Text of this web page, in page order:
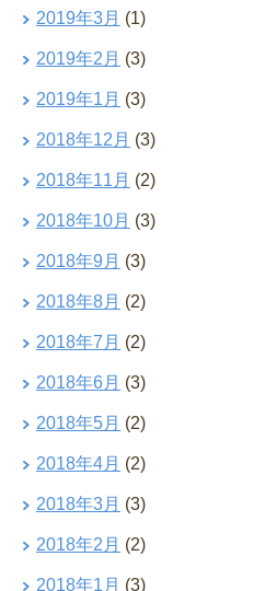
2019年3月 (1)
2019年2月 (3)
2019年1月 (3)
2018年12月 (3)
2018年11月 (2)
2018年10月 (3)
2018年9月 (3)
2018年8月 (2)
2018年7月 (2)
2018年6月 (3)
2018年5月 (2)
2018年4月 (2)
2018年3月 (3)
2018年2月 (2)
2018年1月 (3)